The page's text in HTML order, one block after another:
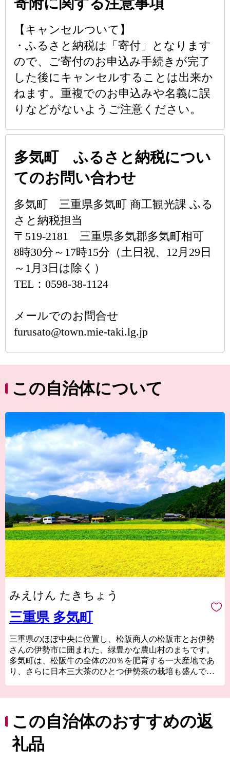
【キャンセルついて】
・ふるさと納税は「寄付」となります
ので、ご寄付のお申込み手続きが完了
した後にキャンセルすることは出来か
ねます。重複でのお申込みや名義に誤
りなどがないようご注意ください。
多気町 ふるさと納税につい
てのお問い合わせ
多気町 三重県多気町 商工観光課 ふる
さと納税担当
〒519-2181 三重県多気郡多気町相可
8時30分～17時15分（土日祝、12月29日
～1月3日は除く）
TEL：0598-38-1124
メールでのお問合せ
furusato@town.mie-taki.lg.jp
この自治体について
みえけん たきちょう
三重県 多気町
三重県のほぼ中央に位置し、松阪商人の松阪市とお伊勢
さんの伊勢市に囲まれた、緑豊かな農山村のまちです。
多気町は、松阪牛の全体の20％を肥育する一大産地であ
り、さらに日本三大茶のひとつ伊勢茶の栽培も盛んで
店」があり、営業日は多くのお客様で賑わっています。
私たちは、地域の産品を大切に、紡いできた農山村の原
風景と営みを大切にしながら、次世代へ引き継いでいき
たいと考えています。
この自治体のおすすめの返
礼品